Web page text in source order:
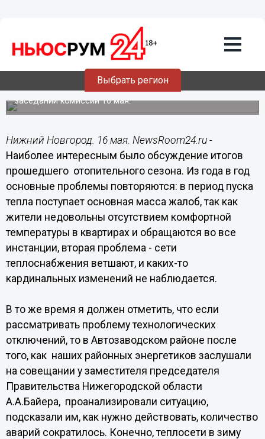
Выбрать регион
теплосетей - без резких всплесков по
давлению и температуре - дала
положительный результат», - Аношкин
Председатель постоянной комиссии по городскому
хозяйству Владимир Аношкин прокомментировал
основные вопросы, которые были рассмотрены на
заседании комиссии 16 мая.
Нижний Новгород. 16 мая. NewsRoom24.ru -
Наиболее интересным было обсуждение итогов
прошедшего отопительного сезона. Из года в год
основные проблемы повторяются: в период пуска
тепла поступает основная масса жалоб, так как
жители недовольны отсутствием комфортной
температуры в квартирах и обращаются во все
инстанции, вторая проблема - сети
теплоснабжения ветшают, и каких-то
кардинальных изменений не наблюдается.
В то же время я должен отметить, что если
рассматривать проблему технологических
отключений, то в Автозаводском районе после
того, как наших районных энергетиков заслушали
на совещании у заместителя председателя
Правительства Нижегородской области
А.А.Байера, проанализировали ситуацию,
подсказали им, как нужно действовать, количество
аварий сократилось. Конечно, теплосети в зиму